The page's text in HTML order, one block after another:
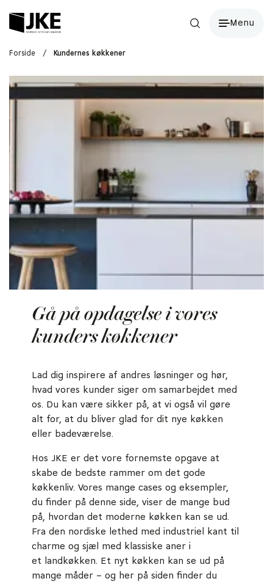
Menu
Forside / Kundernes køkkener
Gå på opdagelse i vores
kunders køkkener
Lad dig inspirere af andres løsninger og hør,
hvad vores kunder siger om samarbejdet med
os. Du kan være sikker på, at vi også vil gøre
alt for, at du bliver glad for dit nye køkken
eller badeværelse.
Hos JKE er det vore fornemste opgave at
skabe de bedste rammer om det gode
køkkenliv. Vores mange cases og eksempler,
du finder på denne side, viser de mange bud
på, hvordan det moderne køkken kan se ud.
Fra den nordiske lethed med industriel kant til
charme og sjæl med klassiske aner i
et landkøkken. Et nyt køkken kan se ud på
mange måder – og her på siden finder du